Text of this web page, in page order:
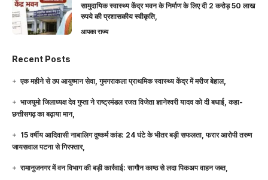
सामुदायिक स्वास्थ्य केंद्र भवन के निर्माण के लिए दी 2 करोड़ 50 लाख
रुपये की प्रशासकीय स्वीकृति,
आपका राज्य
Recent Posts
एक महीने से ठप आयुष्मान सेवा, गुमगराकला प्राथमिक स्वास्थ्य केंद्र में मरीज बेहाल,
भाजयुमो जिलाध्यक्ष देव गुप्ता ने राष्ट्रमंडल रजत विजेता ज्ञानेश्वरी यादव को दी बधाई, कहा-
छत्तीसगढ़ का बढ़ाया मान,
15 वर्षीय आदिवासी नाबालिग दुष्कर्म कांड: 24 घंटे के भीतर बड़ी सफलता, फरार आरोपी तरुण
जायसवाल पटना से गिरफ्तार,
रामानुजनगर में वन विभाग की बड़ी कार्रवाई: सागौन काष्ठ से लदा पिकअप वाहन जब्त,